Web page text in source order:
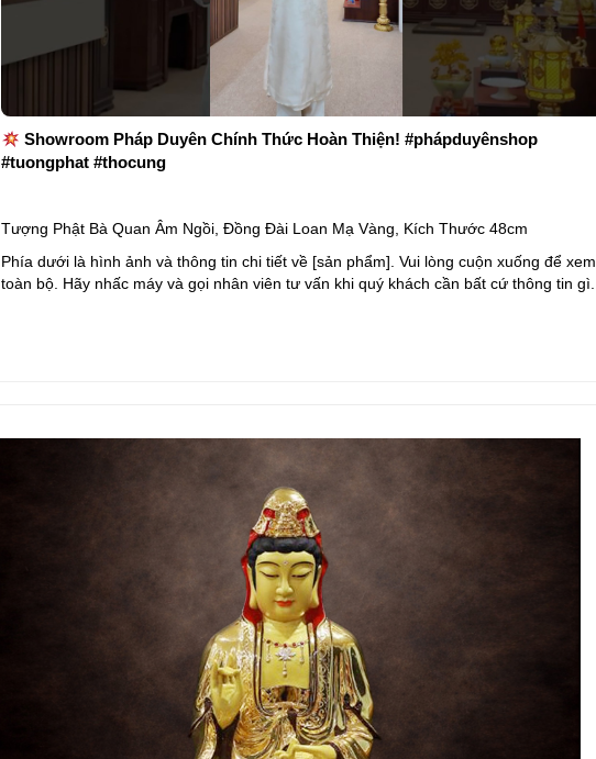
Showroom Pháp Duyên Chính Thức Hoàn Thiện! #phápduyênshop
#tuongphat #thocung
Tượng Phật Bà Quan Âm Ngồi, Đồng Đài Loan Mạ Vàng, Kích Thước 48cm
Phía dưới là hình ảnh và thông tin chi tiết về [sản phẩm]. Vui lòng cuộn xuống để xem
toàn bộ. Hãy nhấc máy và gọi nhân viên tư vấn khi quý khách cần bất cứ thông tin gì.